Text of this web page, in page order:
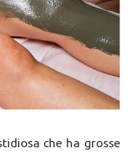
che ha grosse